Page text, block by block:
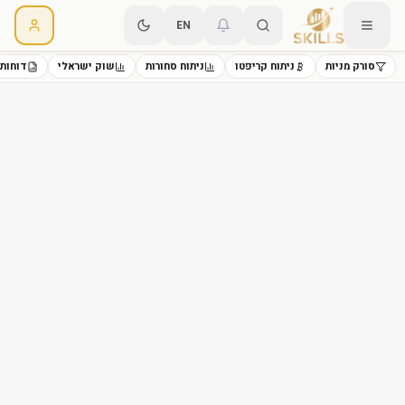
EN
סורק מניות ניתוח קריפטו ניתוח סחורות שוק ישראלי